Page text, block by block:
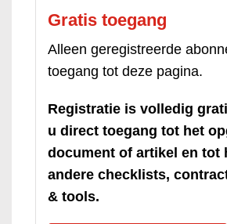
Gratis toegang
Alleen geregistreerde
toegang tot deze pagina.
Registratie is volledig
u direct toegang tot het
document of artikel en tot
andere checklists,
& tools.